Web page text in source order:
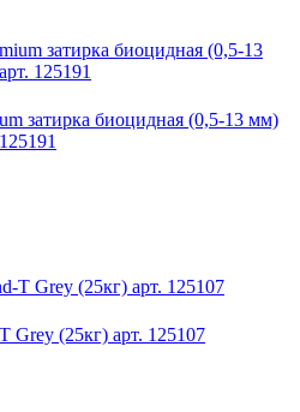
затирка биоцидная (0,5-13 мм)
(25кг) арт. 125107